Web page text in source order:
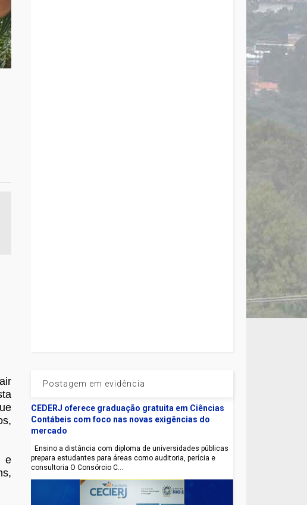
e
Postagem em evidência
CEDERJ oferece graduação gratuita em Ciências
Contábeis com foco nas novas exigências do
mercado
Ensino a distância com diploma de universidades públicas
prepara estudantes para áreas como auditoria, perícia e
consultoria O Consórcio C...